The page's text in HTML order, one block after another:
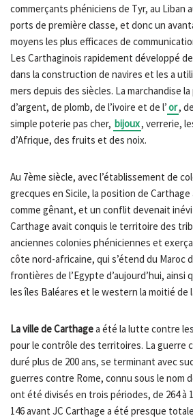
commerçants phéniciens de Tyr, au Liban
ports de première classe, et donc un
moyens les plus efficaces de
Les Carthaginois rapidement développé
dans la construction de navires et les a
mers depuis des siècles. La marchandise
d’argent, de plomb, de l’ivoire et de l’or,
simple poterie pas cher, bijoux, verrerie,
d’Afrique, des fruits et des noix.
Au 7ème siècle, avec l’établissement de
grecques en Sicile, la position de
comme gênant, et un conflit devenait
Carthage avait conquis le territoire des
anciennes colonies phéniciennes et
côte nord-africaine, qui s’étend du Maroc
frontières de l’Egypte d’aujourd’hui, ainsi
les îles Baléares et le western la moitié de
La ville de Carthagea été la lutte contre
pour le contrôle des territoires. La guerre
duré plus de 200 ans, se terminant avec
guerres contre Rome, connu sous le nom
ont été divisés en trois périodes, de 264 à
146 avant JC Carthage a été presque